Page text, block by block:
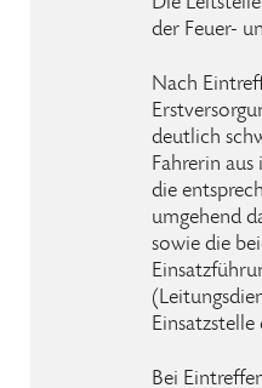
der Feuer-
Nach
deutlich
Fahrerin
die
umgehend
sowie die
Bei